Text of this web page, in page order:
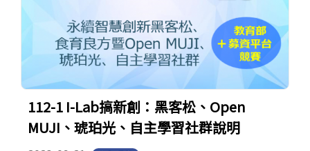
112-1 I-Lab搞新創：黑客松、Open
MUJI、琥珀光、自主學習社群說明